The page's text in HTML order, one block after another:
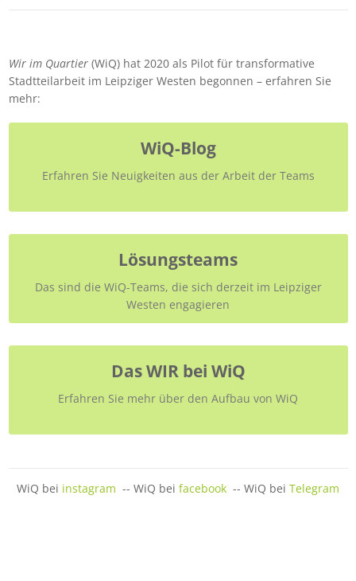
Wir im Quartier(WiQ) hat 2020 als Pilot für transformative
Stadtteilarbeit im Leipziger Westen begonnen – erfahren Sie
mehr:
WiQ-Blog
Erfahren Sie Neuigkeiten aus der Arbeit der Teams
Lösungsteams
Das sind die WiQ-Teams, die sich derzeit im Leipziger
Westen engagieren
Das WIR bei WiQ
Erfahren Sie mehr über den Aufbau von WiQ
WiQ bei instagram -- WiQ bei facebook -- WiQ bei Telegram